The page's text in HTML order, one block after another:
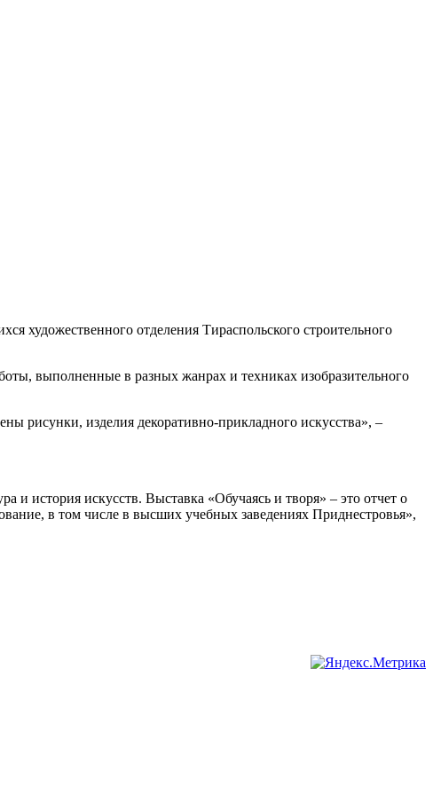
художественного отделения Тираспольского строительного
выполненные в разных жанрах и техниках изобразительного
рисунки, изделия декоративно-прикладного искусства», –
и история искусств. Выставка «Обучаясь и творя» – это отчет о
в том числе в высших учебных заведениях Приднестровья»,